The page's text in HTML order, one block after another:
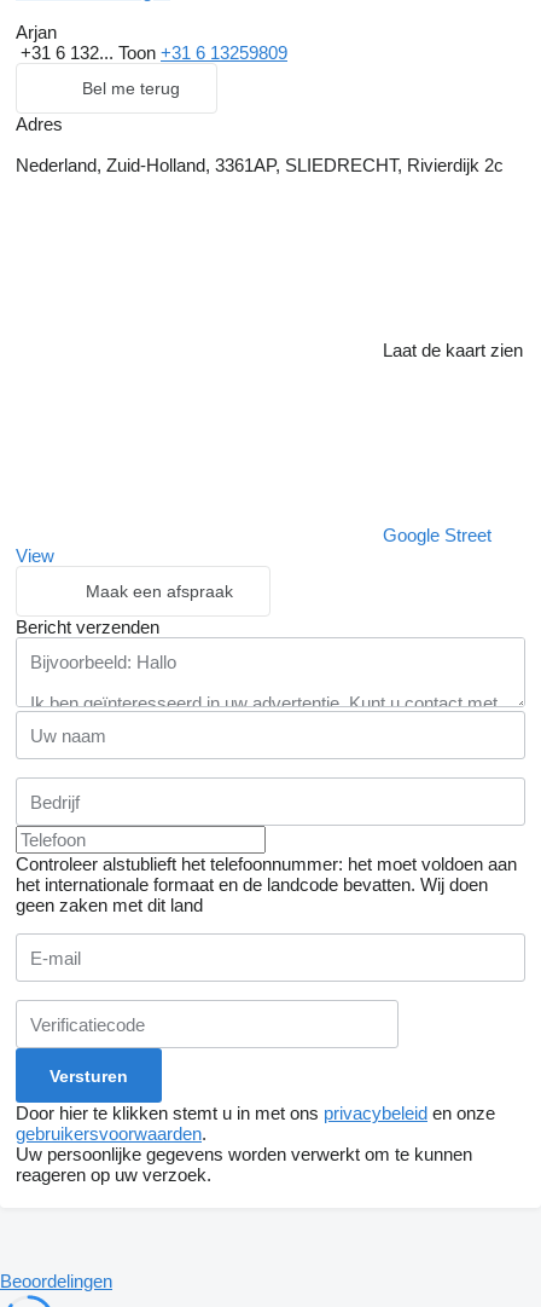
Arjan
+31 6 132... Toon +31 6 13259809
Bel me terug
Adres
Nederland, Zuid-Holland, 3361AP, SLIEDRECHT, Rivierdijk 2c
Laat de kaart zien
Google Street
View
Maak een afspraak
Bericht verzenden
Controleer alstublieft het telefoonnummer: het moet voldoen aan
het internationale formaat en de landcode bevatten. Wij doen
geen zaken met dit land
Door hier te klikken stemt u in met ons privacybeleid en onze
gebruikersvoorwaarden.
Uw persoonlijke gegevens worden verwerkt om te kunnen
reageren op uw verzoek.
Beoordelingen